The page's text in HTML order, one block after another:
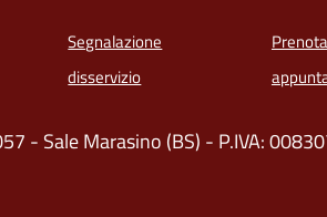
Segnalazione
disservizio
- Sale Marasino (BS) - P.IVA: